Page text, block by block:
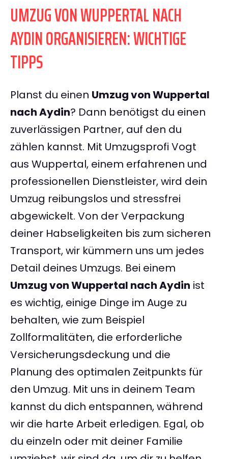
UMZUG VON WUPPERTAL NACH
AYDIN ORGANISIEREN: WICHTIGE
TIPPS
Planst du einen Umzug von Wuppertal
nach Aydin? Dann benötigst du einen
zuverlässigen Partner, auf den du
zählen kannst. Mit Umzugsprofi Vogt
aus Wuppertal, einem erfahrenen und
professionellen Dienstleister, wird dein
Umzug reibungslos und stressfrei
abgewickelt. Von der Verpackung
deiner Habseligkeiten bis zum sicheren
Transport, wir kümmern uns um jedes
Detail deines Umzugs. Bei einem
Umzug von Wuppertal nach Aydin ist
es wichtig, einige Dinge im Auge zu
behalten, wie zum Beispiel
Zollformalitäten, die erforderliche
Versicherungsdeckung und die
Planung des optimalen Zeitpunkts für
den Umzug. Mit uns in deinem Team
kannst du dich entspannen, während
wir die harte Arbeit erledigen. Egal, ob
du einzeln oder mit deiner Familie